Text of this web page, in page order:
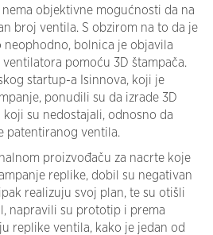
objektivne mogućnosti da na
broj ventila. S obzirom na to da je
bolnica je objavila
pomoću 3D štampača.
startup-a Isinnova, koji je
ponudili su da izrade 3D
su nedostajali, odnosno da
patentiranog ventila.
proizvođaču za nacrte koje
replike, dobil su negativan
realizuju svoj plan, te su otišli
napravili su prototip i prema
replike ventila, kako je jedan od